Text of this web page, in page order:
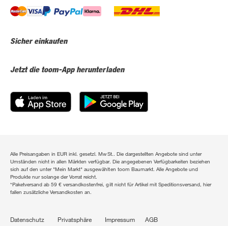
Sicher einkaufen
Jetzt die toom-App herunterladen
Alle Preisangaben in EUR inkl. gesetzl. MwSt.. Die dargestellten Angebote sind unter
Umständen nicht in allen Märkten verfügbar. Die angegebenen Verfügbarkeiten beziehen
sich auf den unter "Mein Markt" ausgewählten toom Baumarkt. Alle Angebote und
Produkte nur solange der Vorrat reicht.
*Paketversand ab 59 € versandkostenfrei, gilt nicht für Artikel mit Speditionsversand, hier
fallen zusätzliche Versandkosten an.
Datenschutz Privatsphäre Impressum AGB